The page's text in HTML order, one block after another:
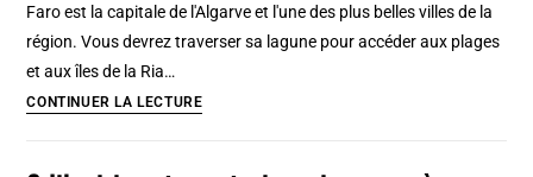
ville
Maroc
Faro est la capitale de l'Algarve et l'une des plus belles villes de la
région. Vous devrez traverser sa lagune pour accéder aux plages
et aux îles de la Ria…
CONTINUER LA LECTUREVisiter